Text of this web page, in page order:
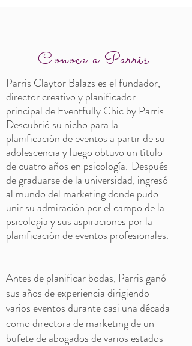
Conoce a Parris
Parris Claytor Balazs es el fundador,
director creativo y planificador
principal de Eventfully Chic by Parris.
Descubrió su nicho para la
planificación de eventos a partir de su
adolescencia y luego obtuvo un título
de cuatro años en psicología. Después
de graduarse de la universidad, ingresó
al mundo del marketing donde pudo
unir su admiración por el campo de la
psicología y sus aspiraciones por la
planificación de eventos profesionales.
Antes de planificar bodas, Parris ganó
sus años de experiencia dirigiendo
varios eventos durante casi una década
como directora de marketing de un
bufete de abogados de varios estados